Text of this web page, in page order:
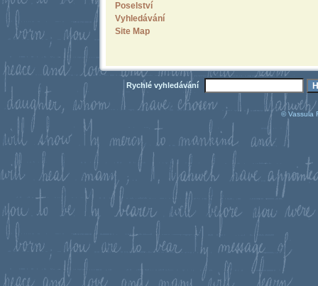
Poselství
Vyhledávání
Site Map
Rychlé vyhledávání
© Vassula